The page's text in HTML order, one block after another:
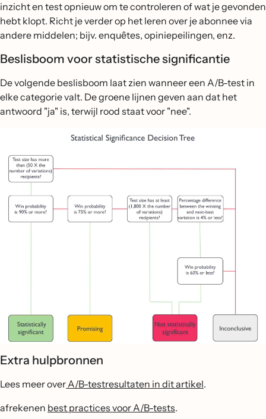
inzicht en test opnieuw om te controleren of wat je gevonden
hebt klopt. Richt je verder op het leren over je abonnee via
andere middelen; bijv. enquêtes, opiniepeilingen, enz.
Beslisboom voor statistische significantie
De volgende beslisboom laat zien wanneer een A/B-test in
elke categorie valt. De groene lijnen geven aan dat het
antwoord "ja" is, terwijl rood staat voor "nee".
Extra hulpbronnen
Lees meer overA/B-testresultaten in dit artikel.
afrekenen best practices voor A/B-tests.